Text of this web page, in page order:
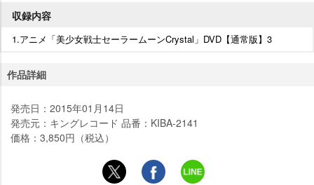
収録内容
1.アニメ「美少女戦士セーラームーンCrystal」DVD【通常版】3
作品詳細
発売日：2015年01月14日
発売元：キングレコード 品番：KIBA-2141
価格：3,850円（税込）